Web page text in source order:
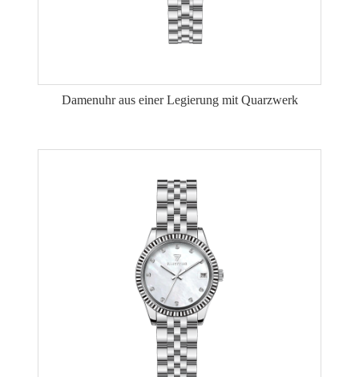
Damenuhr aus einer Legierung mit Quarzwerk